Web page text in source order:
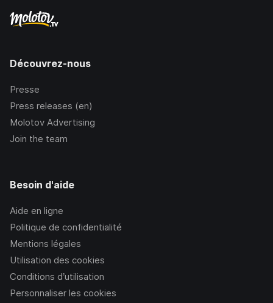
Découvrez-nous
Presse
Press releases (en)
Molotov Advertising
Join the team
Besoin d'aide
Aide en ligne
Politique de confidentialité
Mentions légales
Utilisation des cookies
Conditions d’utilisation
Personnaliser les cookies